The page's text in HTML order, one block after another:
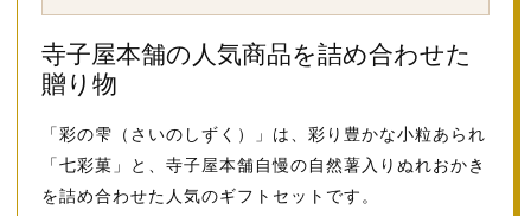
寺子屋本舗の人気商品を詰め合わせた
贈り物
「彩の雫（さいのしずく）」は、彩り豊かな小粒あられ
「七彩菓」と、寺子屋本舗自慢の自然薯入りぬれおかき
を詰め合わせた人気のギフトセットです。